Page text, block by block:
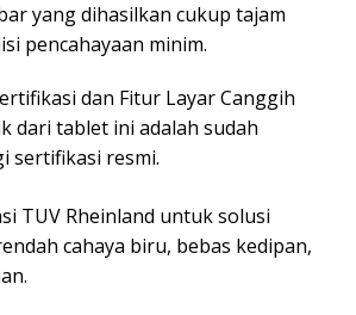
yang dihasilkan cukup tajam
pencahayaan minim.
dan Fitur Layar Canggih
dari tablet ini adalah sudah
sertifikasi resmi.
TUV Rheinland untuk solusi
cahaya biru, bebas kedipan,